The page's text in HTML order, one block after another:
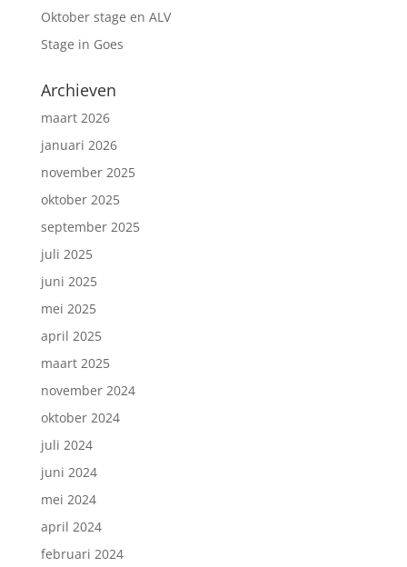
Oktober stage en ALV
Stage in Goes
Archieven
maart 2026
januari 2026
november 2025
oktober 2025
september 2025
juli 2025
juni 2025
mei 2025
april 2025
maart 2025
november 2024
oktober 2024
juli 2024
juni 2024
mei 2024
april 2024
februari 2024